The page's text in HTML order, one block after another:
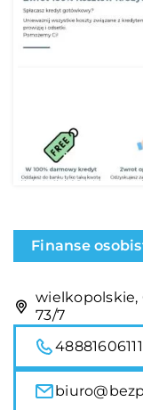
Finanse
wielkopolskie,
73/7
48881606111